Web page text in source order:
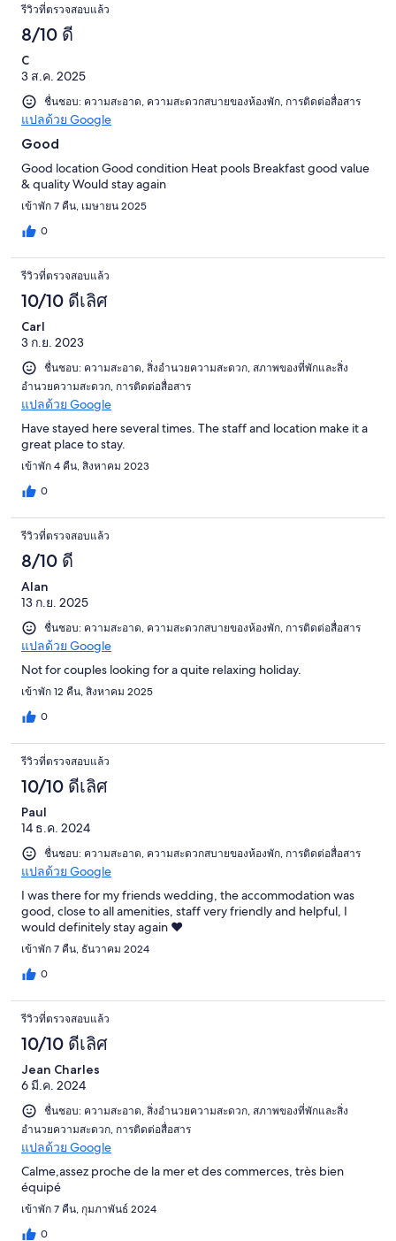
รีวิวที่ตรวจสอบแล้ว
8/10 ดี
C
3 ส.ค. 2025
ชื่นชอบ: ความสะอาด, ความสะดวกสบายของห้องพัก, การติดต่อสื่อสาร
แปลด้วย Google
Good
Good location Good condition Heat pools Breakfast good value
& quality Would stay again
เข้าพัก 7 คืน, เมษายน 2025
0
รีวิวที่ตรวจสอบแล้ว
10/10 ดีเลิศ
Carl
3 ก.ย. 2023
ชื่นชอบ: ความสะอาด, สิ่งอำนวยความสะดวก, สภาพของที่พักและสิ่ง
อำนวยความสะดวก, การติดต่อสื่อสาร
แปลด้วย Google
Have stayed here several times. The staff and location make it a
great place to stay.
เข้าพัก 4 คืน, สิงหาคม 2023
0
รีวิวที่ตรวจสอบแล้ว
8/10 ดี
Alan
13 ก.ย. 2025
ชื่นชอบ: ความสะอาด, ความสะดวกสบายของห้องพัก, การติดต่อสื่อสาร
แปลด้วย Google
Not for couples looking for a quite relaxing holiday.
เข้าพัก 12 คืน, สิงหาคม 2025
0
รีวิวที่ตรวจสอบแล้ว
10/10 ดีเลิศ
Paul
14 ธ.ค. 2024
ชื่นชอบ: ความสะอาด, ความสะดวกสบายของห้องพัก, การติดต่อสื่อสาร
แปลด้วย Google
I was there for my friends wedding, the accommodation was
good, close to all amenities, staff very friendly and helpful, I
would definitely stay again ❤️
เข้าพัก 7 คืน, ธันวาคม 2024
0
รีวิวที่ตรวจสอบแล้ว
10/10 ดีเลิศ
Jean Charles
6 มี.ค. 2024
ชื่นชอบ: ความสะอาด, สิ่งอำนวยความสะดวก, สภาพของที่พักและสิ่ง
อำนวยความสะดวก, การติดต่อสื่อสาร
แปลด้วย Google
Calme,assez proche de la mer et des commerces, très bien
équipé
เข้าพัก 7 คืน, กุมภาพันธ์ 2024
0